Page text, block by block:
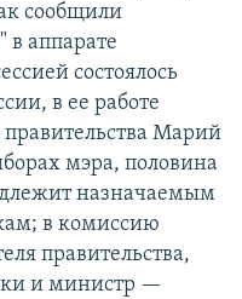
сообщили
в аппарате
состоялось
в ее работе
Марий
мэра, половина
назначаемым
в комиссию
правительства,
и министр —